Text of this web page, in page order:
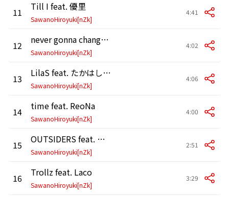
11 Till I feat. 優里
SawanoHiroyuki[nZk]
4:41
12 never gonna change feat. スキマスイッチ
SawanoHiroyuki[nZk]
4:02
13 LilaS feat. たかはしほのか
SawanoHiroyuki[nZk]
4:06
14 time feat. ReoNa
SawanoHiroyuki[nZk]
4:00
15 OUTSIDERS feat. 河野純喜 (JO1),與那城奨 (JO1)
SawanoHiroyuki[nZk]
2:51
16 Trollz feat. Laco
SawanoHiroyuki[nZk]
3:29